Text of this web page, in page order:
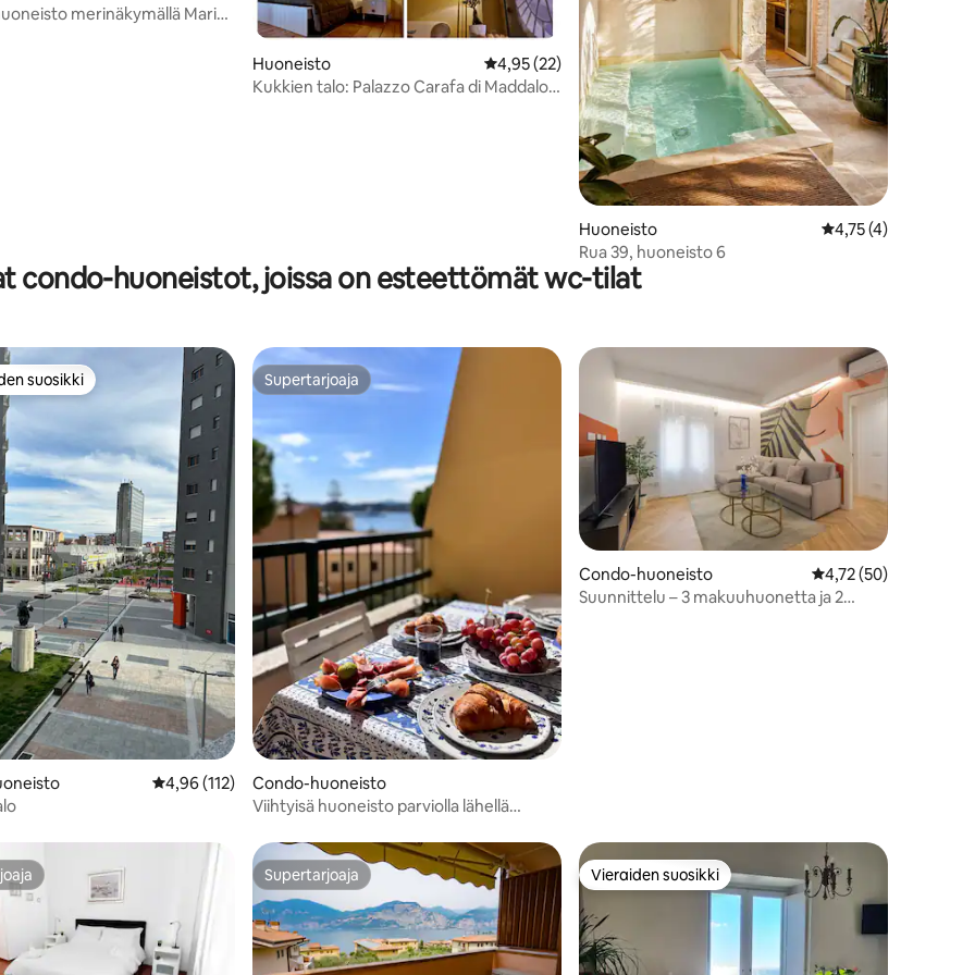
5, 167 arvostelua
merinäkymällä Marina
Huoneisto Keskimääräinen arvio 4,95/5, 22 arvostelua
4,95 (22)
Kukkien talo: Palazzo Carafa di Maddaloni
Huoneisto Keskimääräinen
4,75 (4)
Rua 39, huoneisto 6
condo-huoneistot, joissa on esteettömät wc-tilat
5, 83 arvostelua
suosikkien parhaimmistoa
suosikki
Keskimääräinen arvio 4,96/5, 112 arvostelua
4,96 (112)
Supertarjoaja
Supertarjoaja
Condo-huoneisto
Viihtyisä huoneisto parviolla lähellä
Condo-huoneisto Keskimääräinen
4,72 (50)
Suunnittelu – 3 makuuhuonetta ja 2
Supertarjoaja
Supertarjoaja Vieraiden suosikki
Vieraiden suosikki